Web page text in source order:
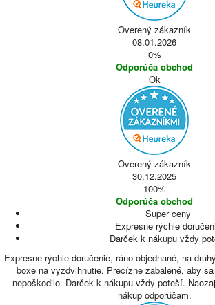
Overený zákazník
08.01.2026
0%
Odporúča obchod
Ok
Overený zákazník
30.12.2025
100%
Odporúča obchod
Super ceny
Expresne rýchle
Darček k nákupu vždy
Expresne rýchle doručenie, ráno objednané, na
boxe na vyzdvihnutie. Precízne zabalené, aby
nepoškodilo. Darček k nákupu vždy poteší.
nákup odporúčam.